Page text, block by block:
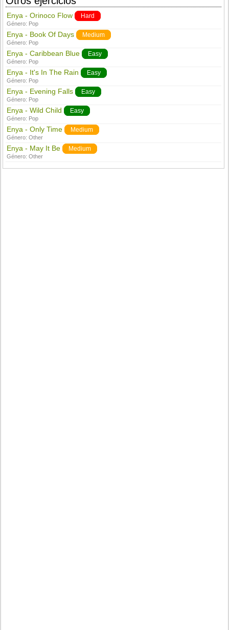
Enya - Orinoco Flow Hard
Género: Pop
Enya - Book Of Days Medium
Género: Pop
Enya - Caribbean Blue Easy
Género: Pop
Enya - It's In The Rain Easy
Género: Pop
Enya - Evening Falls Easy
Género: Pop
Enya - Wild Child Easy
Género: Pop
Enya - Only Time Medium
Género:Other
Enya - May It Be Medium
Género:Other